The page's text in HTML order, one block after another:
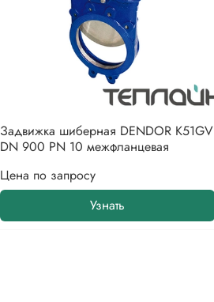
Задвижка шиберная DENDOR K51GV
DN 900 PN 10 межфланцевая
Цена по запросу
Узнать